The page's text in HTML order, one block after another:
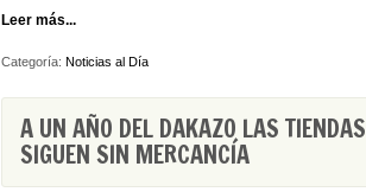
Leer más...
Categoría: Noticias al Día
A UN AÑO DEL DAKAZO LAS TIENDAS
SIGUEN SIN MERCANCÍA